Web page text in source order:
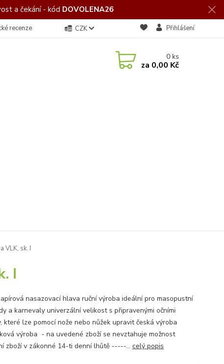
a čekání - kód DOVOLENA26
recenze CZK Přihlášení
0ks
za 0,00 Kč
VLK, sk. I
I
nasazovací hlava ruční výroba ideální pro masopustní
a karnevaly univerzální velikost s připravenými očními
které lze pomocí nože nebo nůžek upravit česká výroba
výroba - na uvedené zboží se nevztahuje možnost
zboží v zákonné 14-ti denní lhůtě -----... celý popis